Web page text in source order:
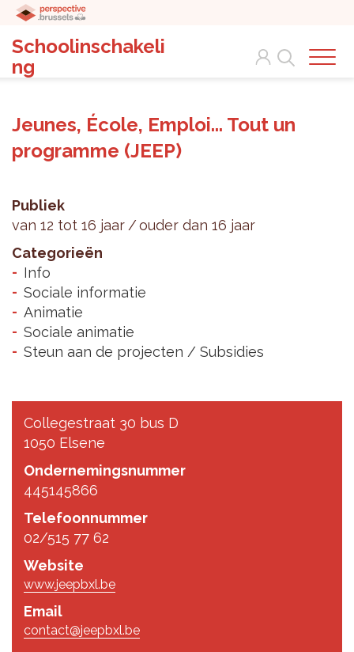
Schoolinschakeli
ng
Search
Jeunes, École, Emploi... Tout un
programme (JEEP)
Publiek
van 12 tot 16 jaar
ouder dan 16 jaar
Categorieën
Info
Sociale informatie
Animatie
Sociale animatie
Steun aan de projecten / Subsidies
Collegestraat 30 bus D
1050 Elsene
Ondernemingsnummer
445145866
Telefoonnummer
02/515 77 62
Website
www.jeepbxl.be
Email
contact@jeepbxl.be